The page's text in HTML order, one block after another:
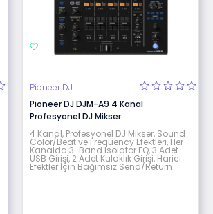
Pioneer DJ
Pioneer DJ DJM-A9 4 Kanal
Profesyonel DJ Mikser
4 Kanal, Profesyonel DJ Mikser, Sound
Color/Beat ve Frequency Efektleri, Her
Kanalda 3-Band Isolator EQ, 3 Adet
USB Girişi, 2 Adet Kulaklık Girişi, Harici
Efektler İçin Bağımsız Send/Return